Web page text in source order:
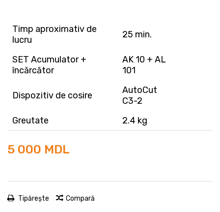
Timp aproximativ de
lucru
25 min.
SET Acumulator +
încărcător
AK 10 + AL
101
Dispozitiv de cosire
AutoCut
C3-2
Greutate
2.4 kg
5 000 MDL
Tipărește Compară